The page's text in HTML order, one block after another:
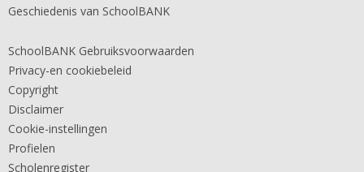
Geschiedenis van SchoolBANK
SchoolBANK Gebruiksvoorwaarden
Privacy-en cookiebeleid
Copyright
Disclaimer
Cookie-instellingen
Profielen
Scholenregister